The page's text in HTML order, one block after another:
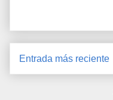
Entrada más reciente